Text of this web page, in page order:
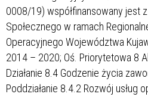
0008/19) współfinansowany jest
Społecznego w ramach
Operacyjnego Województwa
2014 – 2020; Oś. Priorytetowa 8
Działanie 8.4 Godzenie życia
Poddziałanie 8.4.2 Rozwój usług